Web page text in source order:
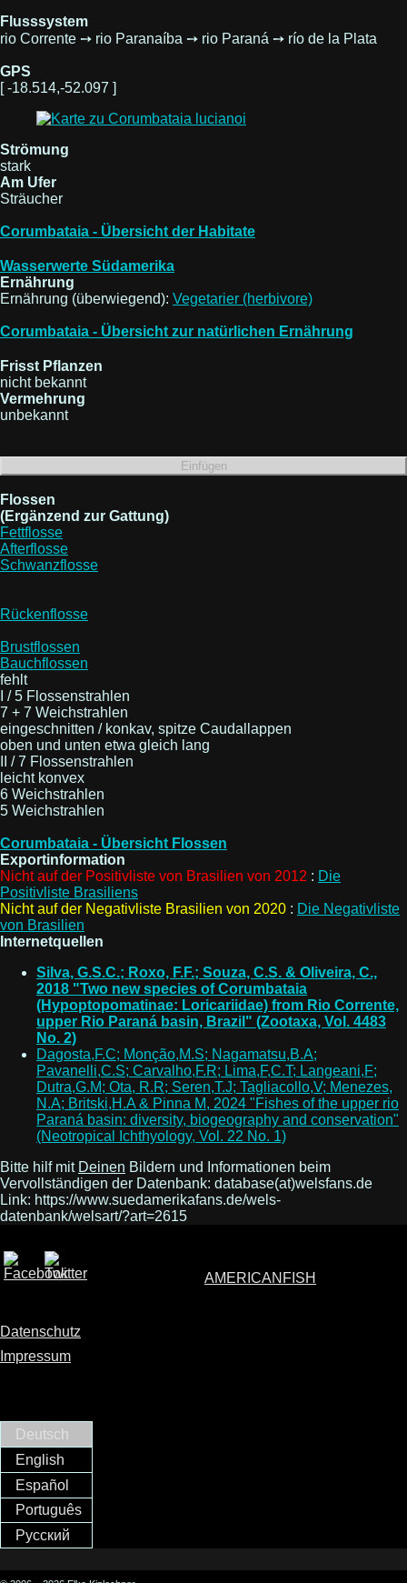
Flusssystem
rio Corrente ➙ rio Paranaíba ➙ rio Paraná ➙ río de la Plata
GPS
[ -18.514,-52.097 ]
Strömung
stark
Am Ufer
Sträucher
Corumbataia - Übersicht der Habitate
Wasserwerte Südamerika
Ernährung
Ernährung (überwiegend): Vegetarier (herbivore)
Corumbataia - Übersicht zur natürlichen Ernährung
Frisst Pflanzen
nicht bekannt
Vermehrung
unbekannt
Flossen
(Ergänzend zur Gattung)
Fettflosse
Afterflosse
Schwanzflosse
Rückenflosse
Brustflossen
Bauchflossen
fehlt
I / 5 Flossenstrahlen
7 + 7 Weichstrahlen
eingeschnitten / konkav, spitze Caudallappen
oben und unten etwa gleich lang
II / 7 Flossenstrahlen
leicht konvex
6 Weichstrahlen
5 Weichstrahlen
Corumbataia - Übersicht Flossen
Exportinformation
Nicht auf der Positivliste von Brasilien von 2012 : Die
Positivliste Brasiliens
Nicht auf der Negativliste Brasilien von 2020 : Die Negativliste
von Brasilien
Internetquellen
Silva, G.S.C.; Roxo, F.F.; Souza, C.S. & Oliveira, C.,
2018 "Two new species of Corumbataia
(Hypoptopomatinae: Loricariidae) from Rio Corrente,
upper Rio Paraná basin, Brazil" (Zootaxa, Vol. 4483
No. 2)
Dagosta,F.C; Monção,M.S; Nagamatsu,B.A;
Pavanelli,C.S; Carvalho,F.R; Lima,F,C.T; Langeani,F;
Dutra,G.M; Ota, R.R; Seren,T.J; Tagliacollo,V; Menezes,
N.A; Britski,H.A & Pinna M, 2024 "Fishes of the upper rio
Paraná basin: diversity, biogeography and conservation"
(Neotropical Ichthyology, Vol. 22 No. 1)
Bitte hilf mit Deinen Bildern und Informationen beim
Vervollständigen der Datenbank: database(at)welsfans.de
Link: https://www.suedamerikafans.de/wels-
datenbank/welsart/?art=2615
AMERICANFISH
Datenschutz
Impressum
Deutsch
English
Español
Português
Русский